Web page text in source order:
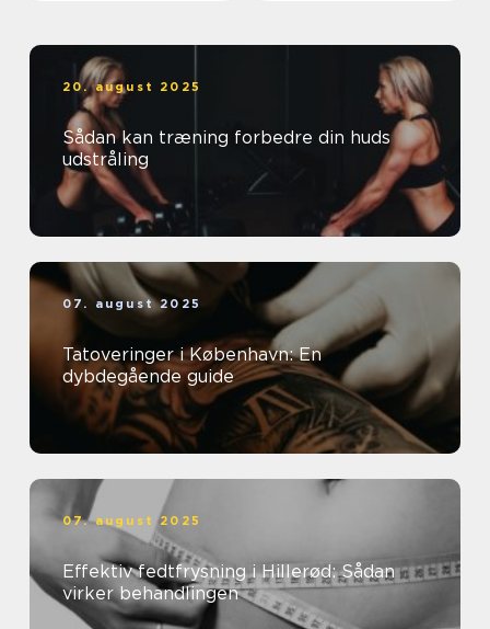
20. august 2025
Sådan kan træning forbedre din huds
udstråling
07. august 2025
Tatoveringer i København: En
dybdegående guide
07. august 2025
Effektiv fedtfrysning i Hillerød: Sådan
virker behandlingen